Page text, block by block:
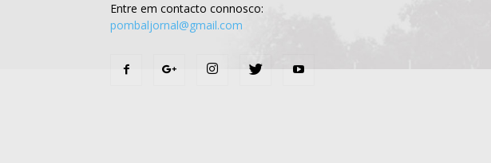
Entre em contacto connosco:
pombaljornal@gmail.com